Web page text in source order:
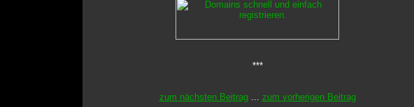
***
zum nächsten Beitrag... zum vorherigen Beitrag